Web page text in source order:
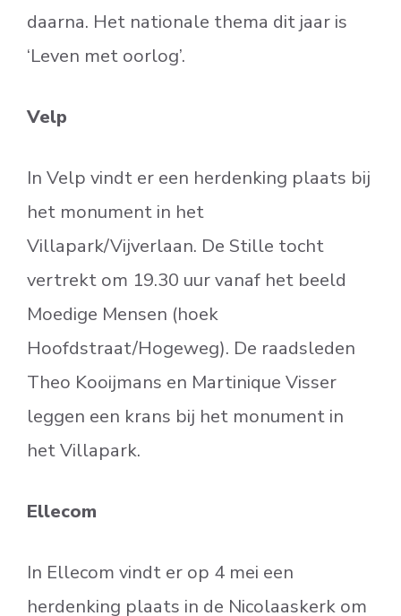
daarna. Het nationale thema dit jaar is
‘Leven met oorlog’.
Velp
In Velp vindt er een herdenking plaats bij
het monument in het
Villapark/Vijverlaan. De Stille tocht
vertrekt om 19.30 uur vanaf het beeld
Moedige Mensen (hoek
Hoofdstraat/Hogeweg). De raadsleden
Theo Kooijmans en Martinique Visser
leggen een krans bij het monument in
het Villapark.
Ellecom
In Ellecom vindt er op 4 mei een
herdenking plaats in de Nicolaaskerk om